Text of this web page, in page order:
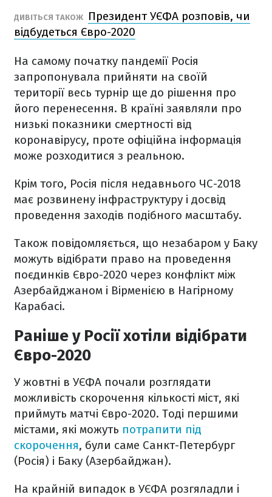
ДИВІТЬСЯ ТАКОЖ
Президент УЄФА розповів, чи
відбудеться Євро-2020
На самому початку пандемії Росія
запропонувала прийняти на своїй
території весь турнір ще до рішення про
його перенесення. В країні заявляли про
низькі показники смертності від
коронавірусу, проте офіційна інформація
може розходитися з реальною.
Крім того, Росія після недавнього ЧС-2018
має розвинену інфраструктуру і досвід
проведення заходів подібного масштабу.
Також повідомляється, що незабаром у Баку
можуть відібрати право на проведення
поєдинків Євро-2020 через конфлікт між
Азербайджаном і Вірменією в Нагірному
Карабасі.
Раніше у Росії хотіли відібрати
Євро-2020
У жовтні в УЄФА почали розглядати
можливість скорочення кількості міст, які
приймуть матчі Євро-2020. Тоді першими
містами, які можуть потрапити під
скорочення, були саме Санкт-Петербург
(Росія) і Баку (Азербайджан).
На крайній випадок в УЄФА розгяладли і